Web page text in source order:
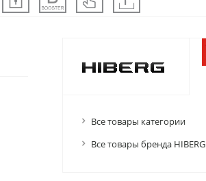
Все товары категории
Все товары бренда HIBERG